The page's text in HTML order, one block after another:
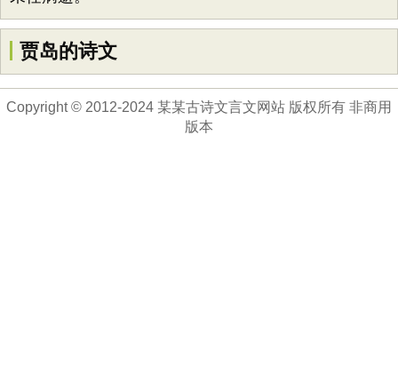
贾岛的诗文
Copyright © 2012-2024 某某古诗文言文网站 版权所有 非商用
版本